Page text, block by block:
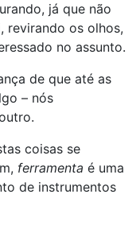
já que não
revirando os olhos,
no assunto.
de que até as
– nós
coisas se
ferramenta é uma
de instrumentos